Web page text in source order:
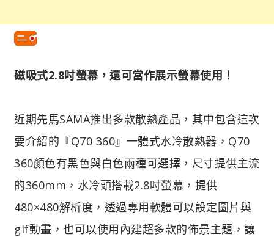
磁吸式2.8吋螢幕，還可當作展示螢幕使用！
近期先馬SAMA推出多款散熱產品，其中包含這次
要介紹的『Q70 360』一體式水冷散熱器，Q70
360顏色有黑色與白色兩種可選擇，尺寸提供主流
的360mm，水冷頭搭載2.8吋螢幕，提供
480×480解析度，透過專用軟體可以設定圖片與
gif動畫，也可以使用內建超多款的佈景主題，讓